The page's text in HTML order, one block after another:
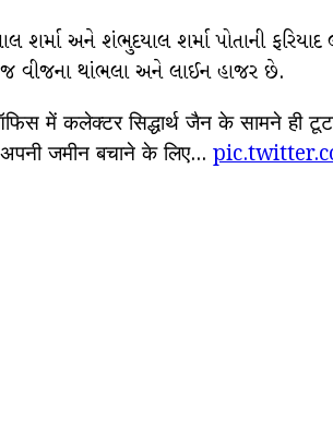
અને શંભુદયાલ શર્મા પોતાની
જ વીજના થાંભલા અને લાઈન હાજર છે.
में कलेक्टर सिद्धार्थ जैन के सामने ही
जमीन बचाने के लिए…